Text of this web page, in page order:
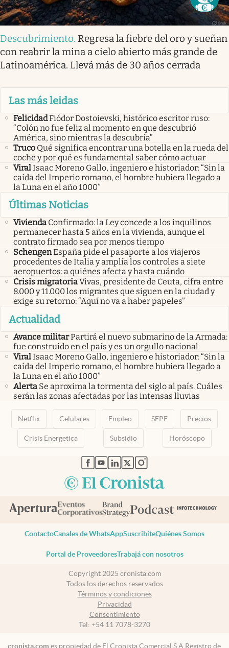
Descubrimiento. Regresa la fiebre del oro y sueñan
con reabrir la mina a cielo abierto más grande de
Latinoamérica. Llevá más de 30 años cerrada
Las más leidas
FelicidadFiódor Dostoievski, histórico escritor ruso:
“Colón no fue feliz al momento en que descubrió
América, sino mientras la descubría”
Truco Qué significa encontrar una botella en la rueda del
coche y por qué es fundamental saber cómo actuar
ViralIsaac Moreno Gallo, ingeniero e historiador: “Sin la
caída del Imperio romano, el hombre hubiera llegado a
la Luna en el año 1000”
Últimas Noticias
Vivienda Confirmado: la Ley concede a los inquilinos
permanecer hasta 5 años en la vivienda, aunque el
contrato firmado sea por menos tiempo
SchengenEspaña pide el pasaporte a los viajeros
procedentes de Italia y amplía los controles a siete
aeropuertos: a quiénes afecta y hasta cuándo
Crisis migratoriaVivas, presidente de Ceuta, cifra entre
8.000 y 11.000 los migrantes que siguen en la ciudad y
exige su retorno: “Aquí no va a haber papeles”
Actualidad
Avance militarPartirá el nuevo submarino de la Armada:
fue construido en el país y es un orgullo nacional
ViralIsaac Moreno Gallo, ingeniero e historiador: “Sin la
caída del Imperio romano, el hombre hubiera llegado a
la Luna en el año 1000”
Alerta Se aproxima la tormenta del siglo al país. Cuáles
serán las zonas afectadas por las intensas lluvias
Netflix Celulares Empleo SEPE Precios
Crisis Energetica Subsidio Horóscopo
abre en nueva pestaña
abre en nueva pestaña
abre en nueva pestaña
abre en nueva pestaña
abre en nueva pestaña
ContactoCanales de WhatsAppSuscribiteQuiénes Somos
Portal de ProveedoresTrabajá con nosotros
Copyright 2025 cronista.com
Todos los derechos reservados
Términos y condiciones
Privacidad
Consentimiento
Tel: +54 11 7078-3270
cronista.com es propiedad de El Cronista Comercial S.A Registro de